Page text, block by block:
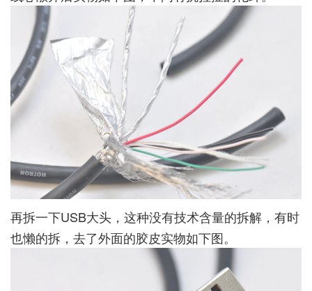
再拆一下USB大头，这种没有技术含量的拆解，有时
也懒的拆，去了外面的胶皮实物如下图。